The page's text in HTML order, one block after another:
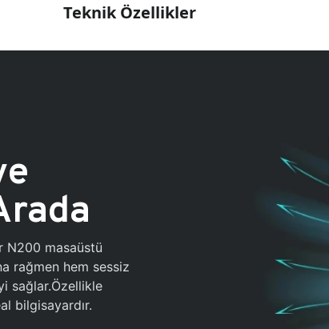
Teknik Özellikler
N200 masaüstü
rağmen hem sessiz
sağlar.Özellikle
bilgisayardır.